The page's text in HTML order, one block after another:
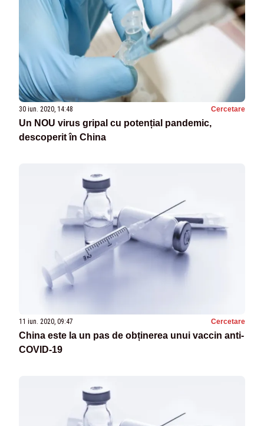
30 iun. 2020, 14:48 Cercetare
Un NOU virus gripal cu potențial pandemic,
descoperit în China
11 iun. 2020, 09:47 Cercetare
China este la un pas de obținerea unui vaccin anti-
COVID-19